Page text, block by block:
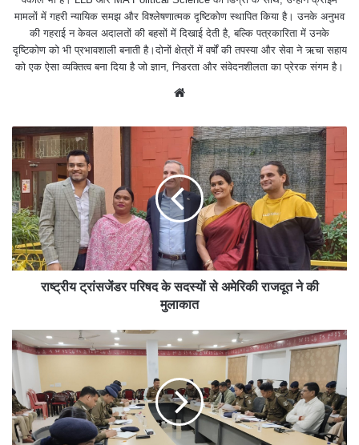
मामलों में गहरी न्यायिक समझ और विश्लेषणात्मक दृष्टिकोण स्थापित किया है। उनके अनुभव
की गहराई न केवल अदालतों की बहसों में दिखाई देती है, बल्कि पत्रकारिता में उनके
दृष्टिकोण को भी प्रभावशाली बनाती है।दोनों क्षेत्रों में वर्षों की तपस्या और सेवा ने ऋचा सहाय
को एक ऐसा व्यक्तित्व बना दिया है जो ज्ञान, निडरता और संवेदनशीलता का प्रेरक संगम है।
e
राष्ट्रीय ट्रांसजेंडर परिषद के सदस्यों से अमेरिकी राजदूत ने की
मुलाकात